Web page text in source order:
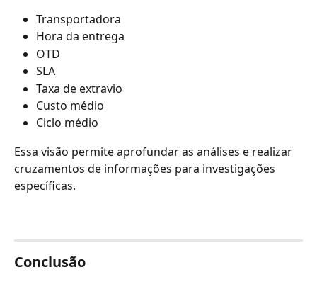
Transportadora
Hora da entrega
OTD
SLA
Taxa de extravio
Custo médio
Ciclo médio
Essa visão permite aprofundar as análises e realizar
cruzamentos de informações para investigações
específicas.
Conclusão